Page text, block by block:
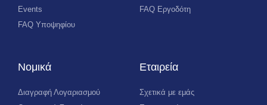
Events
FAQ Υποψηφίου
FAQ Εργοδότη
Νομικά
Διαγραφή Λογαριασμού
Εταιρεία
Σχετικά με εμάς